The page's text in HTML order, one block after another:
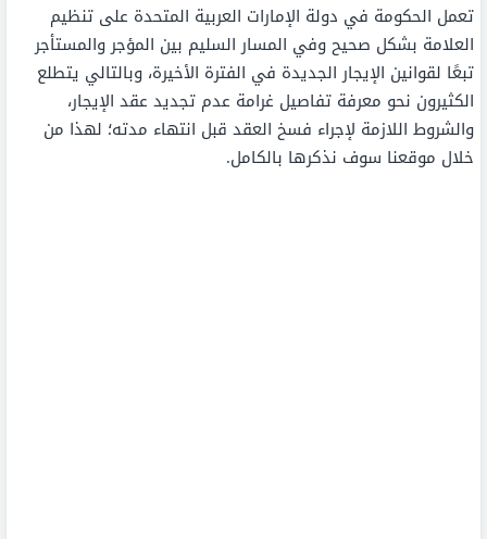
تعمل الحكومة في دولة الإمارات العربية المتحدة على تنظيم
العلامة بشكل صحيح وفي المسار السليم بين المؤجر والمستأجر
تبعًا لقوانين الإيجار الجديدة في الفترة الأخيرة، وبالتالي يتطلع
الكثيرون نحو معرفة تفاصيل غرامة عدم تجديد عقد الإيجار،
والشروط اللازمة لإجراء فسخ العقد قبل انتهاء مدته؛ لهذا من
خلال موقعنا سوف نذكرها بالكامل.